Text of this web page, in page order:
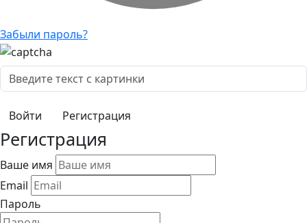
Забыли пароль?
Регистрация
Регистрация
Ваше имя
Email
Пароль